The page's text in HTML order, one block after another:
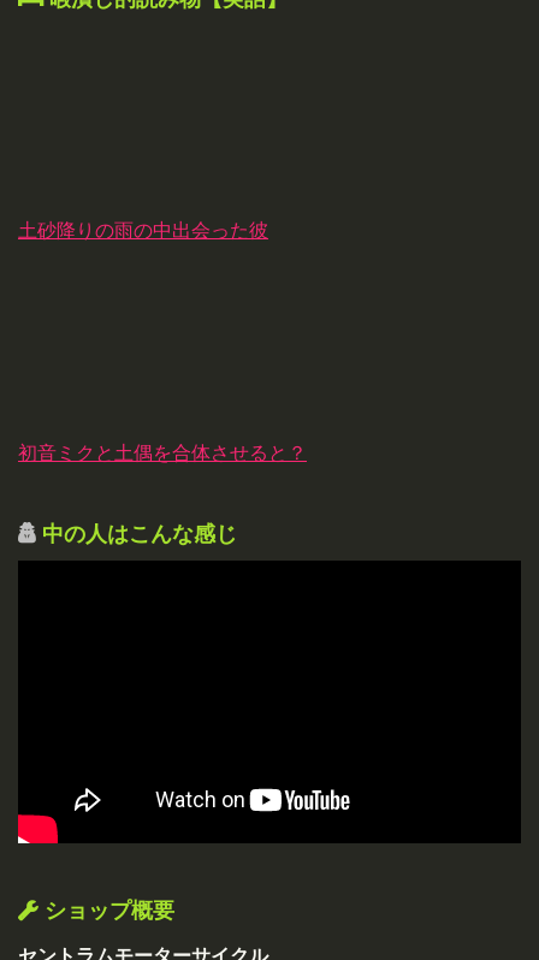
土砂降りの雨の中出会った彼
初音ミクと土偶を合体させると？
中の人はこんな感じ
ショップ概要